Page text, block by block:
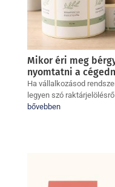
Mikor éri meg
nyomtatni a
Ha vállalkozásod
legyen szó
bővebben